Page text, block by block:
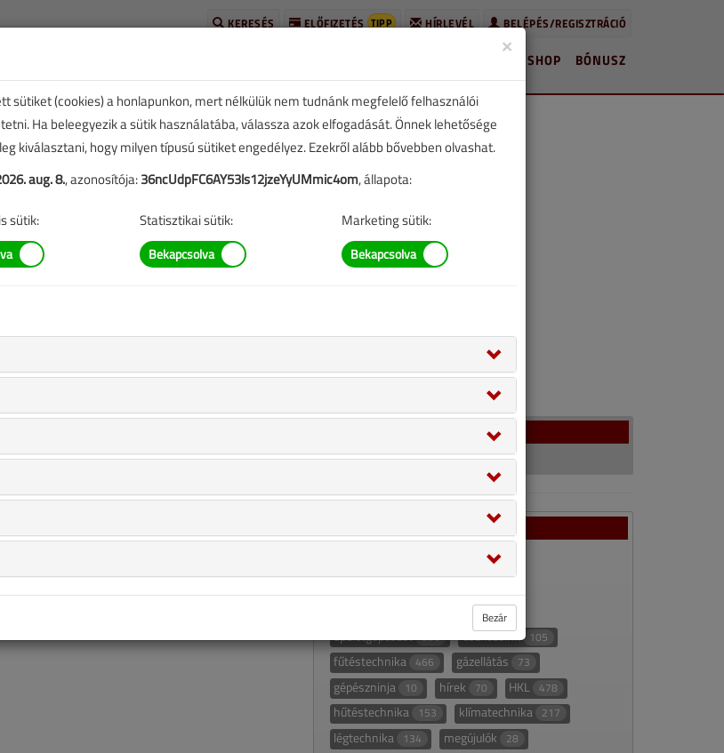
BELÉPÉS/REGISZTRÁCIÓ
HÍRLEVÉL
ELŐFIZETÉS TIPP
KERESÉS
BÓNUSZ
SHOP
egyik legszegényebb országa, nem csoda
Rovatok
27
336 eszközeink 105
fűtéstechnika 466 gázellátás 73
gépészninja 10 hírek 70 HKL 478
hűtéstechnika 153 klímatechnika 217
légtechnika 134 megújulók 28
×
sütiket (cookies) a honlapunkon, mert nélkülük nem tudnánk megfelelő felhasználói
Ha beleegyezik a sütik használatába, válassza azok elfogadását. Önnek lehetősége
kiválasztani, hogy milyen típusú sütiket engedélyez. Ezekről alább bővebben olvashat.
aug. 8., azonosítója:36ncUdpFC6AY53ls12jzeYyUMmic4om, állapota:
sütik: Statisztikai sütik: Marketing sütik:
Bezár